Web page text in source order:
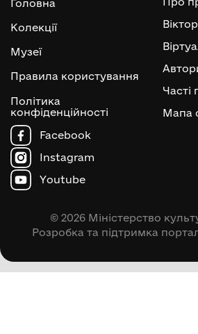
Головна
Колекції
Музеї
Правила користування
Політика
конфіденційності
Часті
Мапа
Facebook
Instagram
Youtube
© 2026 Міністерство
Розробка та підтримка